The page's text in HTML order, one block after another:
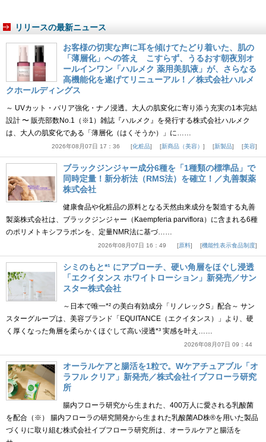
リリースの最新ニュース
お客様の切実な声に耳を傾けてたどり着いた、肌の
「薄層化」への答え こすらず、うるおす朝夜別オ
ールインワン「ハルメク 薬用美肌液」が、さらなる
高機能化を遂げてリニューアル！／株式会社ハルメ
クホールディングス
～ UVカット・バリア強化・ナノ浸透。大人の肌変化に寄り添う充実の1本完結
設計 〜 販売部数No.1（※1）雑誌『ハルメク』を発行する株式会社ハルメク
は、大人の肌変化である「薄層化（はくそうか）」に……
2026年08月07日 17：36 化粧品 新商品（美容） 新製品 美容
ブラックジンジャー成分6種を「1種類の標準品」で
同時定量！新分析法（RMS法）を確立！／丸善製薬
株式会社
健康食品や化粧品の原料となる天然由来成分を製造する丸善
製薬株式会社は、ブラックジンジャー（Kaempferia parviflora）に含まれる6種
のポリメトキシフラボンを、定量NMR法に基づ……
2026年08月07日 16：49 原料 機能性表示食品制度
シミのもと*¹ にアプローチ、硬い角層をほぐし浸透
「エクイタンス ホワイトローション」新発売／サン
スター株式会社
～日本で唯一*² の美白有効成分「リノレックS」配合～ サン
スターグループは、美容ブランド「EQUITANCE（エクイタンス）」より、硬
く厚くなった角層を柔らかくほぐして高い浸透*³ 実感を叶え……
2026年08月07日 09：44
オーラルケアと腸活を1粒で。Wケアチュアブル「オ
ラフル クリア」新発売／株式会社イブフローラ研究
所
腸内フローラ研究から生まれた、400万人に愛される乳酸菌
を配合（※） 腸内フローラの研究開発から生まれた乳酸菌AD株®を用いた製品
づくりに取り組む株式会社イブフローラ研究所は、オーラルケアと腸活を